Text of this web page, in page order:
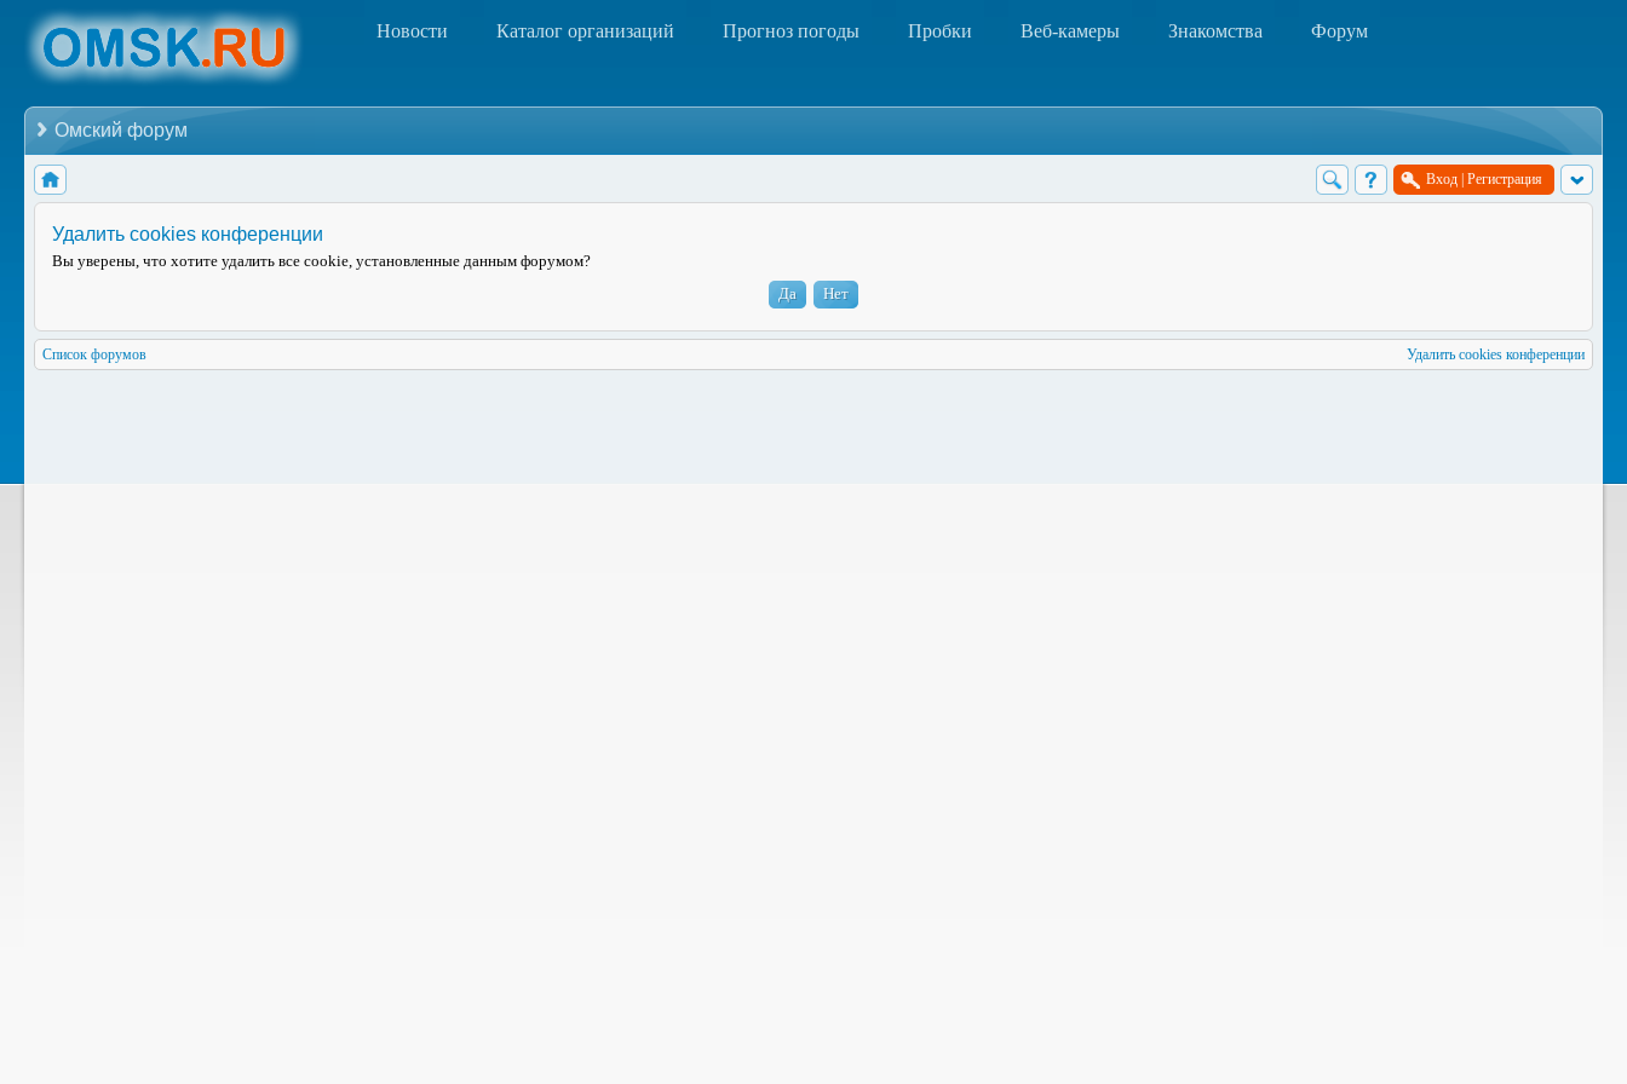
Новости Каталог организаций Прогноз погоды Пробки Веб-камеры Знакомства Форум
Омский форум
Вход Регистрация
Удалить cookies конференции
Вы уверены, что хотите удалить все cookie, установленные данным форумом?
Список форумов Удалить cookies конференции